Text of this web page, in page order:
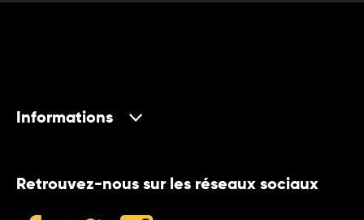
Informations
Retrouvez-nous sur les réseaux sociaux